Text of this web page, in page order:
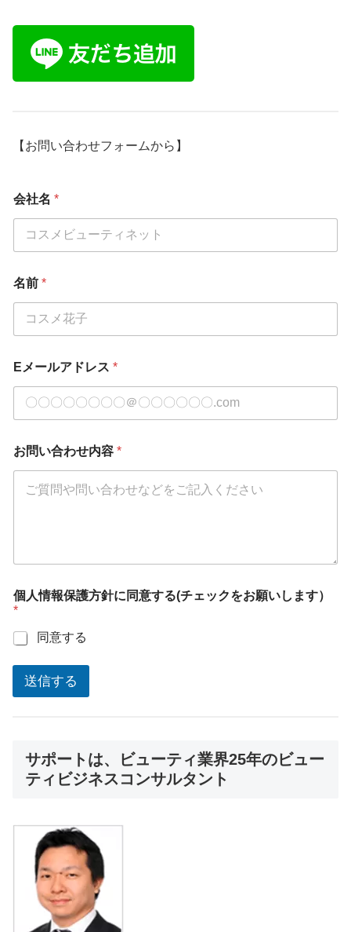
【お問い合わせフォームから】
会社名 *
名前 *
Eメールアドレス *
お問い合わせ内容 *
個人情報保護方針に同意する(チェックをお願いします）
*
同意する
送信する
サポートは、ビューティ業界25年のビュー
ティビジネスコンサルタント